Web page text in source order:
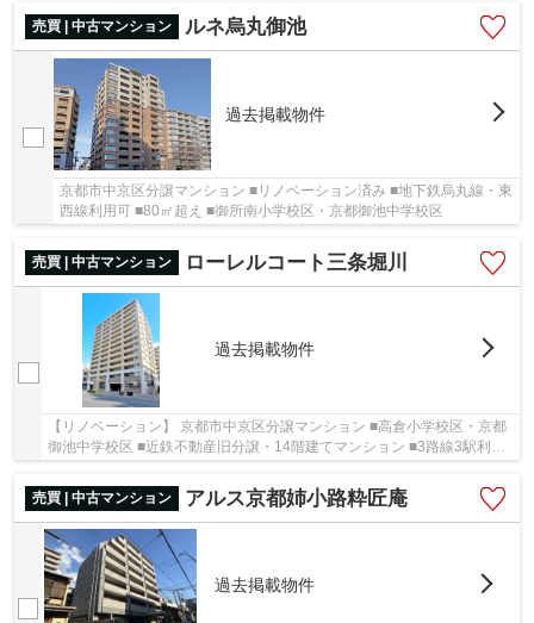
売買 | 中古マンション
ルネ烏丸御池
過去掲載物件
京都市中京区分譲マンション ■リノベーション済み ■地下鉄烏丸線・東
西線利用可 ■80㎡超え ■御所南小学校区・京都御池中学校区
売買 | 中古マンション ローレルコート三条堀川
過去掲載物件
【リノベーション】 京都市中京区分譲マンション ■高倉小学校区・京都
御池中学校区 ■近鉄不動産旧分譲・14階建てマンション ■3路線3駅利用
売買 | 中古マンション
アルス京都姉小路粋匠庵
過去掲載物件